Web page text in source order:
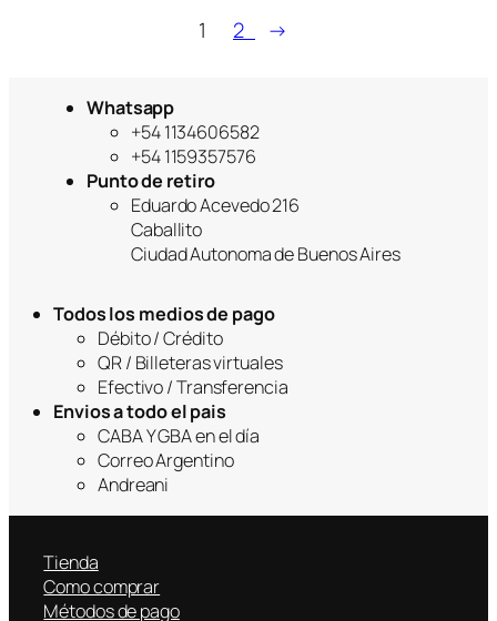
1 2 →
Whatsapp
+54 1134606582
+54 1159357576
Punto de retiro
Eduardo Acevedo 216
Caballito
Ciudad Autonoma de Buenos Aires
Todos los medios de pago
Débito / Crédito
QR / Billeteras virtuales
Efectivo / Transferencia
Envios a todo el pais
CABA Y GBA en el día
Correo Argentino
Andreani
Tienda
Como comprar
Métodos de pago